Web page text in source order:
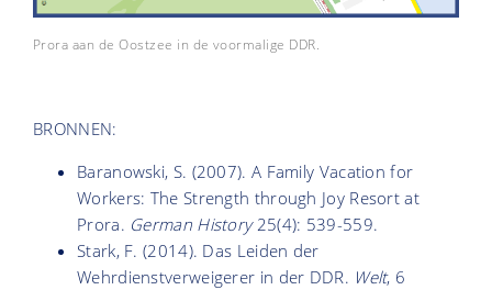
Prora aan de Oostzee in de voormalige DDR.
BRONNEN:
Baranowski, S. (2007). A Family Vacation for
Workers: The Strength through Joy Resort at
Prora. German History25(4): 539-559.
Stark, F. (2014). Das Leiden der
Wehrdienstverweigerer in der DDR. Welt, 6